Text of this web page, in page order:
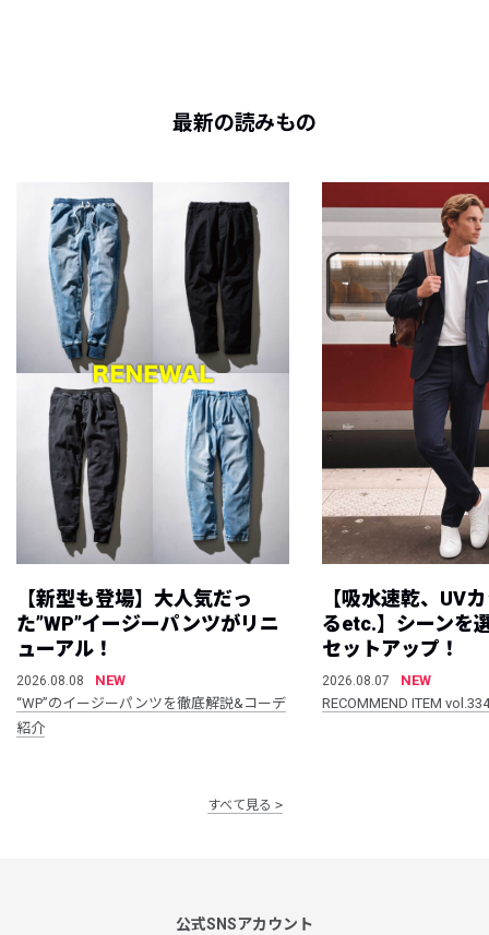
最新の読みもの
【新型も登場】大人気だっ
た”WP”イージーパンツがリニ
ューアル！
2026.08.08
NEW
“WP”のイージーパンツを徹底解説&コーデ
紹介
【吸水速乾、UV
るetc.】シーンを
セットアップ！
2026.08.07
NEW
RECOMMEND ITEM vol.334
すべて見る
公式SNSアカウント